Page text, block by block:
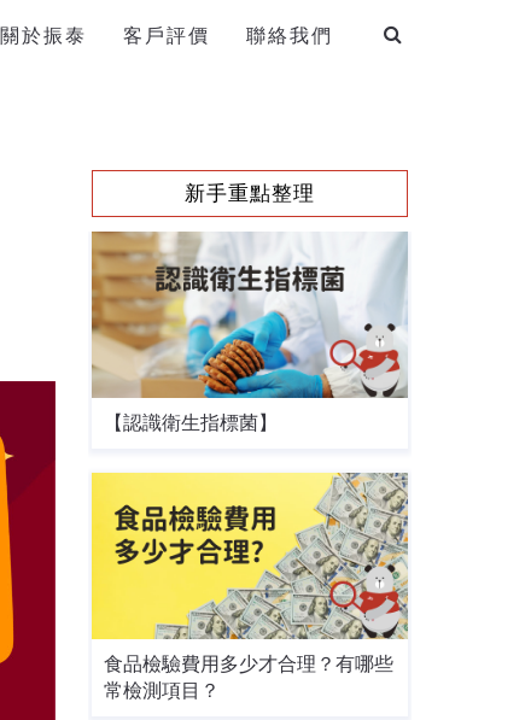
關於振泰 客戶評價 聯絡我們
新手重點整理
【認識衛生指標菌】
食品檢驗費用多少才合理？有哪些
常檢測項目？